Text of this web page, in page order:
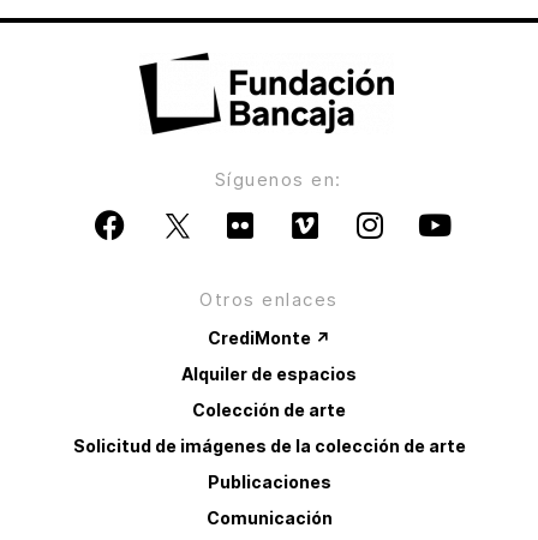
Síguenos en:
Otros enlaces
CrediMonte ↗
Alquiler de espacios
Colección de arte
Solicitud de imágenes de la colección de arte
Publicaciones
Comunicación